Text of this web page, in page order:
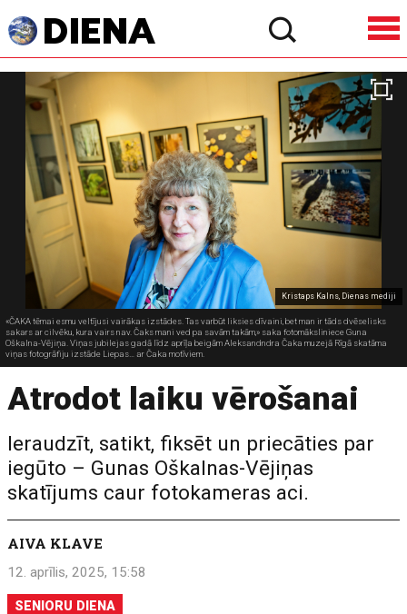
Kristaps Kalns, Dienas mediji
«ČAKA tēmai esmu veltījusi vairākas izstādes. Tas varbūt liksies dīvaini, bet man ir tāds dvēselisks
sakars ar cilvēku, kura vairs nav. Čaks mani ved pa savām takām,» saka fotomāksliniece Guna
Oškalna-Vējiņa. Viņas jubilejas gadā līdz aprīļa beigām Aleksandndra Čaka muzejā Rīgā skatāma
viņas fotogrāfiju izstāde Liepas… ar Čaka motīviem.
Atrodot laiku vērošanai
Ieraudzīt, satikt, fiksēt un priecāties par
iegūto – Gunas Oškalnas-Vējiņas
skatījums caur fotokameras aci.
AIVA KLAVE
12. aprīlis, 2025, 15:58
SENIORU DIENA